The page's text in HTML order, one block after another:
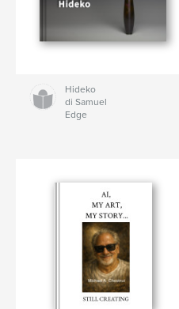
Hideko
di Samuel
Edge